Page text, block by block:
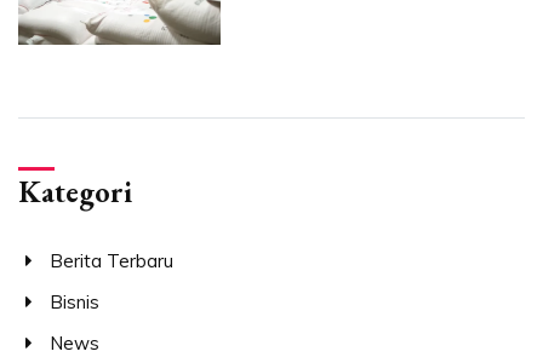
Kategori
Berita Terbaru
Bisnis
News